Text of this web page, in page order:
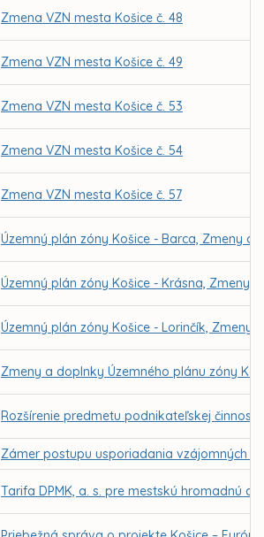
Zmena VZN mesta Košice č. 48
Zmena VZN mesta Košice č. 49
Zmena VZN mesta Košice č. 53
Zmena VZN mesta Košice č. 54
Zmena VZN mesta Košice č. 57
Územný plán zóny Košice - Barca, Zmeny a
Územný plán zóny Košice - Krásna, Zmeny a
Územný plán zóny Košice - Lorinčík, Zmeny
Zmeny a doplnky Územného plánu zóny
Rozšírenie predmetu podnikateľskej
Zámer postupu usporiadania vzájomných
Tarifa DPMK, a. s. pre mestskú hromadnú